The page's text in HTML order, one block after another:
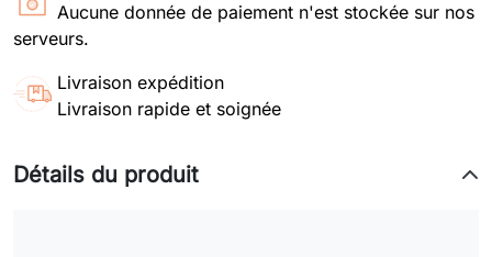
Aucune donnée de paiement n'est stockée sur nos
serveurs.
Livraison expédition
Livraison rapide et soignée
Détails du produit